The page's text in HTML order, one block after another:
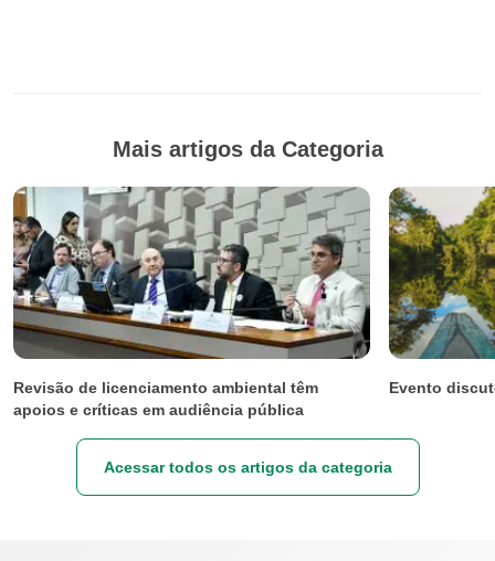
Mais artigos da Categoria
Revisão de licenciamento ambiental têm
apoios e críticas em audiência pública
Evento
Acessar todos os artigos da categoria